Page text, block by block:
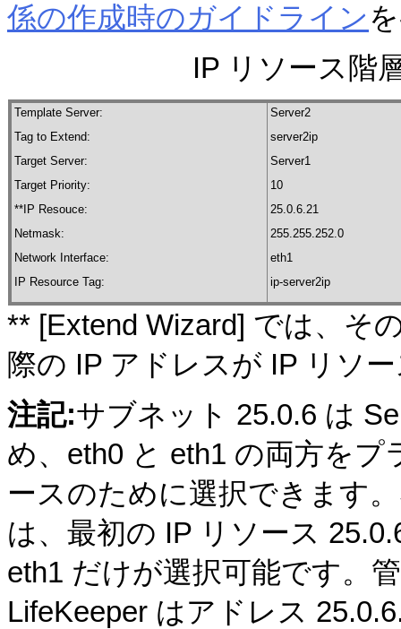
係の作成時のガイドライン
IP リソース階
Template Server:
Tag to Extend:
Target Server:
Target Priority:
**IP Resouce:
Netmask:
Network Interface:
IP Resource Tag:
Server2
server2ip
Server1
10
25.0.6.21
255.255.252.0
eth1
ip-server2ip
** [Extend Wizard] では、そ
際の IP アドレスが IP リソ
注記:サブネット 25.0.6 は
め、eth0 と eth1 の両方を
ースのために選択できます
は、最初の IP リソース
eth1 だけが選択可能です。
LifeKeeper はアドレス